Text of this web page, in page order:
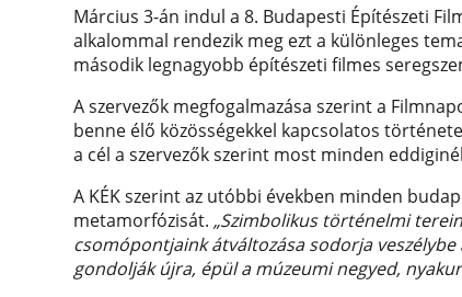
Március 3-án indul a 8. Budapesti Építészeti
alkalommal rendezik meg ezt a különleges
második legnagyobb építészeti filmes
A szervezők megfogalmazása szerint a
benne élő közösségekkel kapcsolatos
a cél a szervezők szerint most minden
A KÉK szerint az utóbbi években minden
metamorfózisát.„Szimbolikus történelmi
csomópontjaink átváltozása sodorja
gondolják újra, épül a múzeumi negyed,